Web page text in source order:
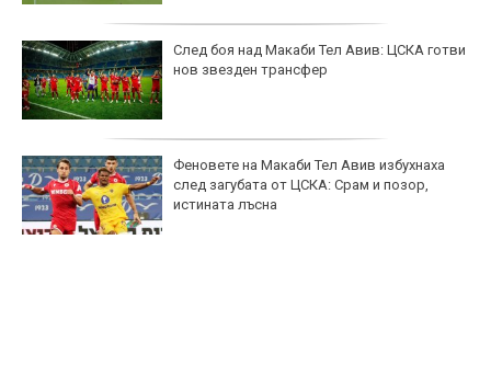
След боя над Макаби Тел Авив: ЦСКА готви
нов звезден трансфер
Феновете на Макаби Тел Авив избухнаха
след загубата от ЦСКА: Срам и позор,
истината лъсна